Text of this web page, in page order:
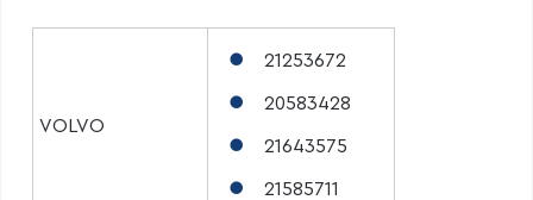
VOLVO
21253672
20583428
21643575
21585711